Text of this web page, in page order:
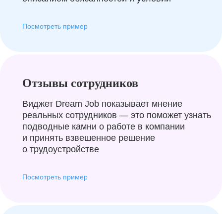
Посмотреть пример
Отзывы сотрудников
Виджет Dream Job показывает мнение
реальных сотрудников — это поможет узнать
подводные камни о работе в компании
и принять взвешенное решение
о трудоустройстве
Посмотреть пример